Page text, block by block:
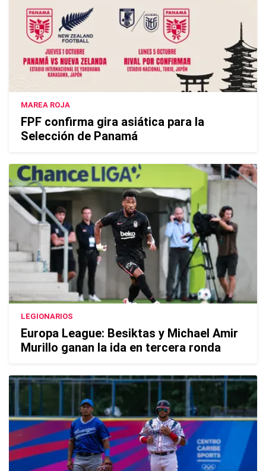
MAREA ROJA
FPF confirma gira asiática para la
Selección de Panamá
LEGIONARIOS
Europa League: Besiktas y Michael Amir
Murillo ganan la ida en tercera ronda